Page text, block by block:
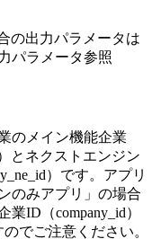
の出力パラメータは
パラメータ参照
のメイン機能企業
とネクストエンジン
）です。アプリ
のみアプリ」の場合
業ID（company_id）
でご注意ください。